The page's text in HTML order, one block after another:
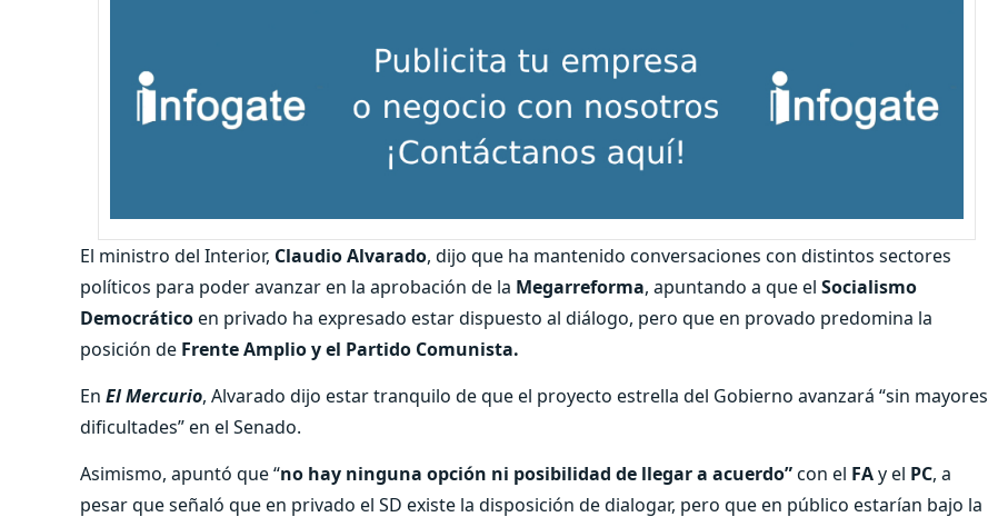
El ministro del Interior, Claudio Alvarado, dijo que ha mantenido conversaciones con distintos sectores
políticos para poder avanzar en la aprobación de la Megarreforma, apuntando a que el Socialismo
Democráticoen privado ha expresado estar dispuesto al diálogo, pero que en provado predomina la
posición de Frente Amplio y el Partido Comunista.
En El Mercurio, Alvarado dijo estar tranquilo de que el proyecto estrella del Gobierno avanzará “sin mayores
dificultades” en el Senado.
Asimismo, apuntó que “no hay ninguna opción ni posibilidad de llegar a acuerdo”con el FAy el PC, a
pesar que señaló que en privado el SD existe la disposición de dialogar, pero que en público estarían bajo la